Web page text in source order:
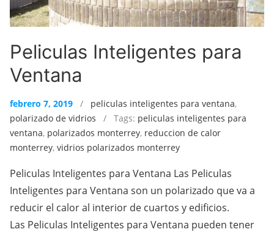
Peliculas Inteligentes para
Ventana
febrero 7, 2019 / peliculas inteligentes para ventana,
polarizado de vidrios / Tags: peliculas inteligentes para
ventana, polarizados monterrey, reduccion de calor
monterrey, vidrios polarizados monterrey
Peliculas Inteligentes para Ventana Las Peliculas
Inteligentes para Ventana son un polarizado que va a
reducir el calor al interior de cuartos y edificios.
Las Peliculas Inteligentes para Ventana pueden tener